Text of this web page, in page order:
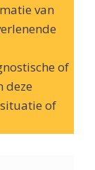
van
of
deze
of